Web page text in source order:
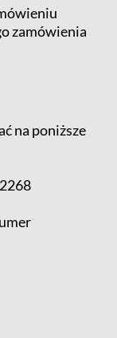
zamówienia
na poniższe